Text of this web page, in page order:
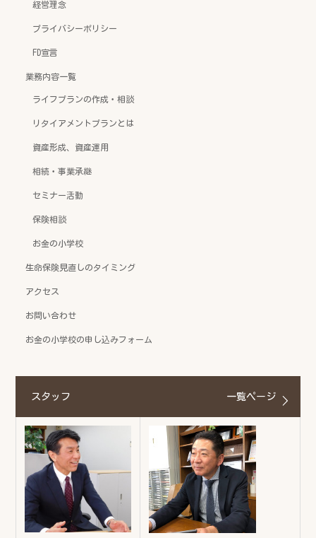
経営理念
プライバシーポリシー
FD宣言
業務内容一覧
ライフプランの作成・相談
リタイアメントプランとは
資産形成、資産運用
相続・事業承継
セミナー活動
保険相談
お金の小学校
生命保険見直しのタイミング
アクセス
お問い合わせ
お金の小学校の申し込みフォーム
スタッフ 一覧ページ